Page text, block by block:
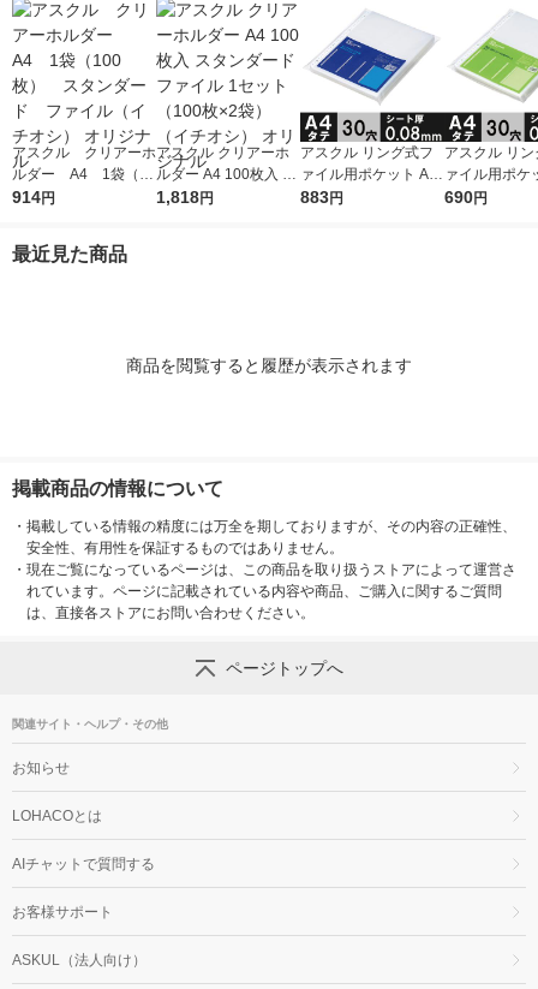
アスクル クリアーホ
ルダー A4 1袋（10
0枚） スタンダー
914円
アスクル クリアーホ
ルダー A4 100枚入 ス
タンダード ファイル
1,818円
アスクル リング式フ
ァイル用ポケット A4
タテ 30穴 厚さ0.08m
883円
アスクル リ
ァイル用ポケ
タテ 30穴 厚
690円
最近見た商品
商品を閲覧すると履歴が表示されます
掲載商品の情報について
・ 掲載している情報の精度には万全を期しておりますが、その内容の正確性、
安全性、有用性を保証するものではありません。
・ 現在ご覧になっているページは、この商品を取り扱うストアによって運営さ
れています。ページに記載されている内容や商品、ご購入に関するご質問
は、直接各ストアにお問い合わせください。
ページトップへ
関連サイト・ヘルプ・その他
お知らせ
LOHACOとは
AIチャットで質問する
お客様サポート
ASKUL（法人向け）